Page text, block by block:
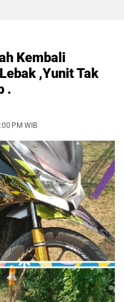
Kembali
,Yunit Tak
.
PM WIB